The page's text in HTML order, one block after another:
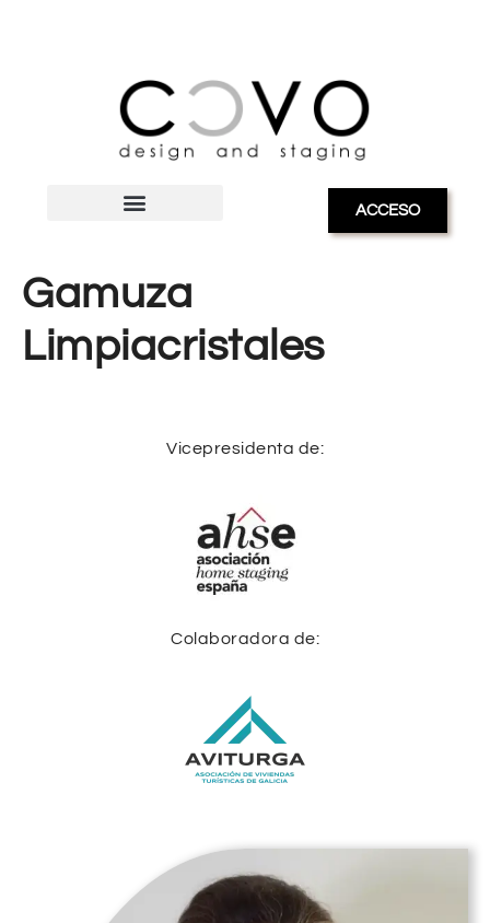
ACCESO
Gamuza
Limpiacristales
Vicepresidenta de:
Colaboradora de: